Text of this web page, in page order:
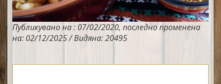
Публикувано на : 07/02/2020, последно променена
на: 02/12/2025 / Видяна: 20495